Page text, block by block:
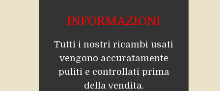
INFORMAZIONI
Tutti i nostri ricambi usati
vengono accuratamente
puliti e controllati prima
della vendita.